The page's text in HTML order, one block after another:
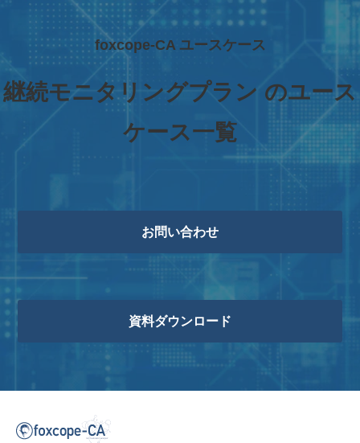
foxcope-CA ユースケース
継続モニタリングプラン のユース
ケース一覧
お問い合わせ
資料ダウンロード